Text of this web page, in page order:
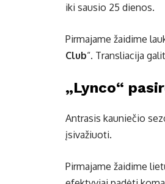
iki sausio 25 dienos.
Pirmajame žaidime
Club“. Transliacija
„Lynco“
Antrasis kauniečio
įsivažiuoti.
Pirmajame žaidime